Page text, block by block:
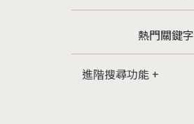
熱門關鍵字
進階搜尋功能